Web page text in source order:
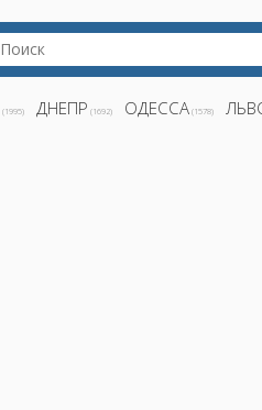
(1995) ДНЕПР (1692) ОДЕССА (1578)